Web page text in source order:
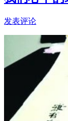
发表评论